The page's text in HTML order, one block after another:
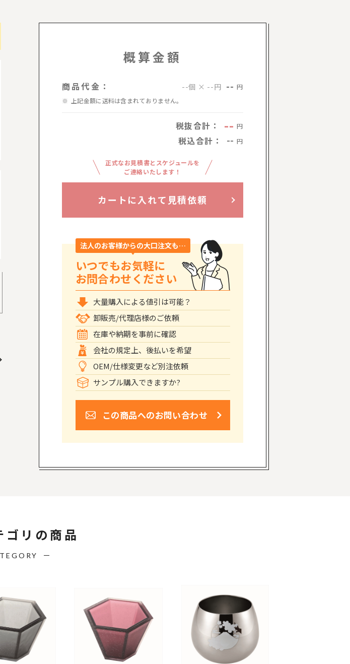
概算金額
商品代金： --個 × --円 -- 円
上記金額に送料は含まれておりません。
税抜合計： -- 円
税込合計： -- 円
正式なお見積書とスケジュールを
ご連絡いたします！
カートに入れて見積依頼
法人のお客様からの大口注文も…
いつでもお気軽に
お問合わせください
大量購入による値引は可能？
卸販売/代理店様のご依頼
在庫や納期を事前に確認
会社の規定上、後払いを希望
OEM/仕様変更など別注依頼
サンプル購入できますか?
この商品へのお問い合わせ
ゴリの商品